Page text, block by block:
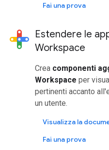
Fai una prova
Estendere le
Workspace
Crea componenti
Workspace per
pertinenti accanto
un utente.
Visualizza la
Fai una prova